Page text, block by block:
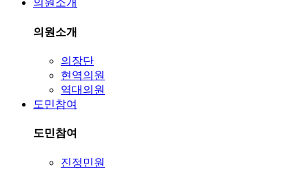
의원소개
의원소개
의장단
현역의원
역대의원
도민참여
도민참여
진정민원